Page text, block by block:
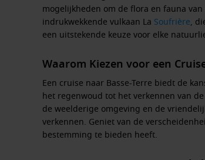
mogelijkheden om de flora en fauna
indrukwekkende vulkaan La Soufrière,
een uitstekende keuze voor elke
Waarom Kiezen voor een
Een cruise naar Basse-Terre biedt de
het regenwoud tot het verkennen van
de weelderige omgeving en de
verkennen. Geniet van de
bestemming te bieden heeft.